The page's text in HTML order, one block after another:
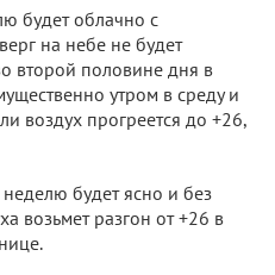
будет облачно с
на небе не будет
второй половине дня в
утром в среду и
воздух прогреется до +26,
будет ясно и без
возьмет разгон от +26 в